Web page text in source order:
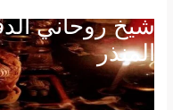
المحتوى
شيخ روحاني
المنذر